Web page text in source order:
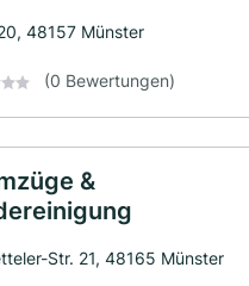
48157 Münster
(0 Bewertungen)
&
Str. 21, 48165 Münster